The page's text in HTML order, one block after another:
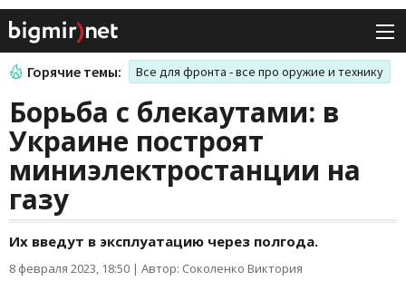
Горячие темы: Все для фронта - все про оружие и технику
Борьба с блекаутами: в
Украине построят
миниэлектростанции на
газу
Их введут в эксплуатацию через полгода.
8 февраля 2023, 18:50 | Автор: Соколенко Виктория